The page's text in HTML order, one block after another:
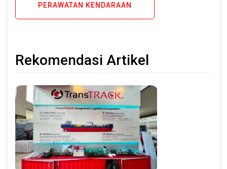
PERAWATAN KENDARAAN
Rekomendasi Artikel